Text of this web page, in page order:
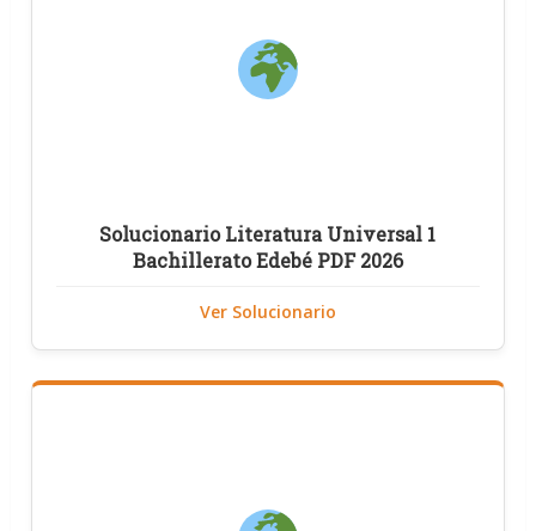
Solucionario Literatura Universal 1
Bachillerato Edebé PDF 2026
Ver Solucionario